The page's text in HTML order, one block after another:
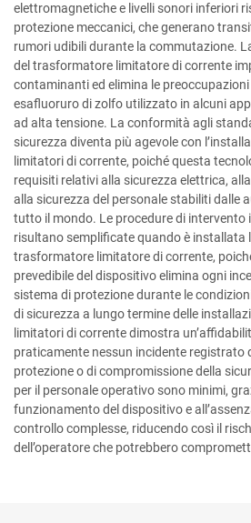
elettromagnetiche e livelli sonori inferiori
protezione meccanici, che generano
rumori udibili durante la commutazione.
del trasformatore limitatore di corrente
contaminanti ed elimina le
esafluoruro di zolfo utilizzato in alcuni
ad alta tensione. La conformità agli
sicurezza diventa più agevole con
limitatori di corrente, poiché questa
requisiti relativi alla sicurezza elettrica,
alla sicurezza del personale stabiliti dalle
tutto il mondo. Le procedure di intervento
risultano semplificate quando è installata
trasformatore limitatore di corrente,
prevedibile del dispositivo elimina ogni
sistema di protezione durante le
di sicurezza a lungo termine delle
limitatori di corrente dimostra
praticamente nessun incidente registrato
protezione o di compromissione della
per il personale operativo sono minimi,
funzionamento del dispositivo e
controllo complesse, riducendo così il
dell’operatore che potrebbero